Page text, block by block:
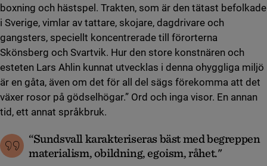
boxning och hästspel. Trakten, som är den tätast befolkade
i Sverige, vimlar av tattare, skojare, dagdrivare och
gangsters, speciellt koncentrerade till förorterna
Skönsberg och Svartvik. Hur den store konstnären och
esteten Lars Ahlin kunnat utvecklas i denna ohyggliga miljö
är en gåta, även om det för all del sägs förekomma att det
växer rosor på gödselhögar.” Ord och inga visor. En annan
tid, ett annat språkbruk.
“Sundsvall karakteriseras bäst med begreppen
materialism, obildning, egoism, råhet."